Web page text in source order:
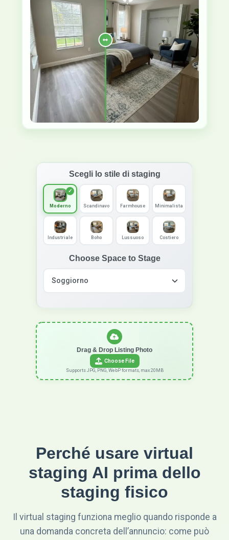
Scegli lo stile di staging
Moderno Scandinavo Farmhouse Minimalista
Industriale Boho Lussuoso Costiero
Choose Space to Stage
Drag & Drop Listing Photo
Choose File
Supports JPG, PNG, WebP formats, max 20MB
Perché usare virtual
staging AI prima dello
staging fisico
Il virtual staging funziona meglio quando risponde a
una domanda concreta dell’annuncio: come può